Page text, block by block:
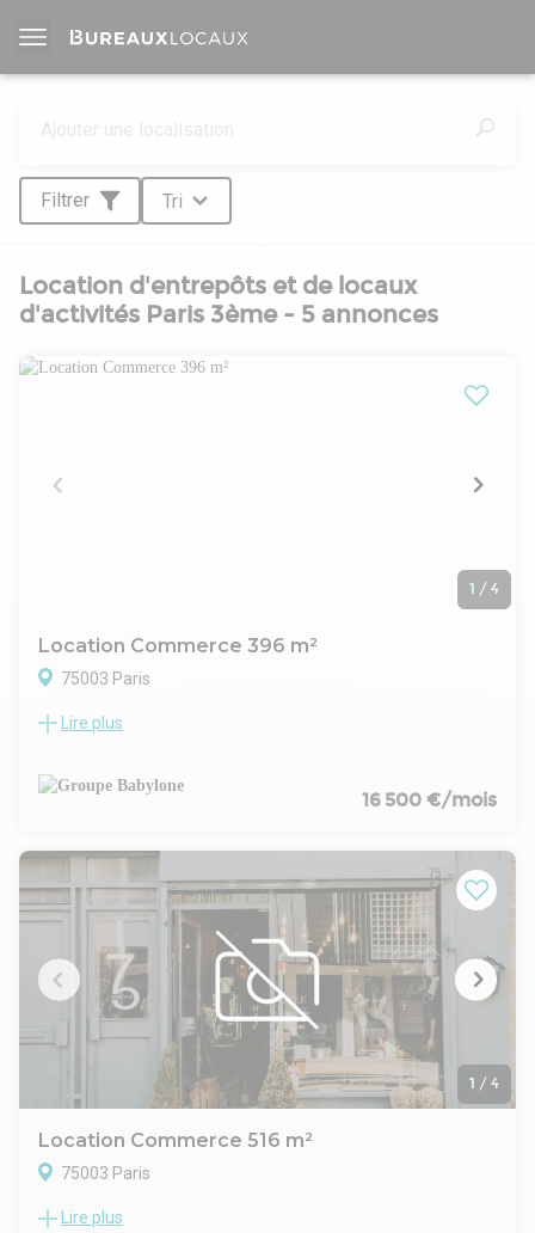
Filtrer Tri
Location d'entrepôts et de locaux
d'activités Paris 3ème - 5 annonces
1 / 4
Location Commerce 396 m²
75003 Paris
Musée des Arts et Métiers, Groupe Babylone vous propose à
entrée privative
Locaux entièrement rénovés et très atypiques.
Lire plus
16 500 €/mois
1 / 4
Location Commerce 516 m²
75003 Paris
Musée des Arts et Métiers, Groupe Babylone vous propose à
Lire plus